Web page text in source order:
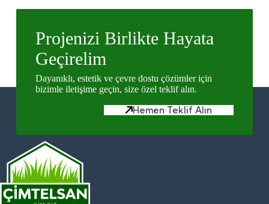
Projenizi Birlikte Hayata
Geçirelim
Dayanıklı, estetik ve çevre dostu çözümler için
bizimle iletişime geçin, size özel teklif alın.
Hemen Teklif Alın